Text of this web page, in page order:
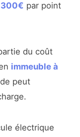
300€ par point
du coût
immeuble à
peut
électrique